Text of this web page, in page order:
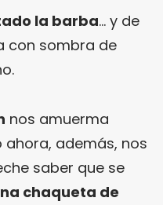
la barba… y de
con sombra de
nos amuerma
ahora, además, nos
saber que se
chaqueta de